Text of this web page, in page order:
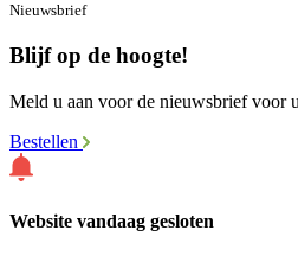
Nieuwsbrief
Blijf op de hoogte!
Meld u aan voor de nieuwsbrief voor
Bestellen
Website vandaag gesloten